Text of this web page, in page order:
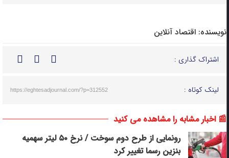
نویسنده: اقتصاد آنلاین
اشتراک گذاری :
لینک کوتاه : https://eghtesadjournal.com/?p=312552
📰 اخبار مشابه را مشاهده می کنید
رونمایی از طرح دوم سوخت / نرخ ۵۰ لیتر سهمیه
بنزین رسما تغییر کرد